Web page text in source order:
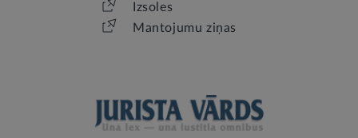
Izsoles
Mantojumu ziņas